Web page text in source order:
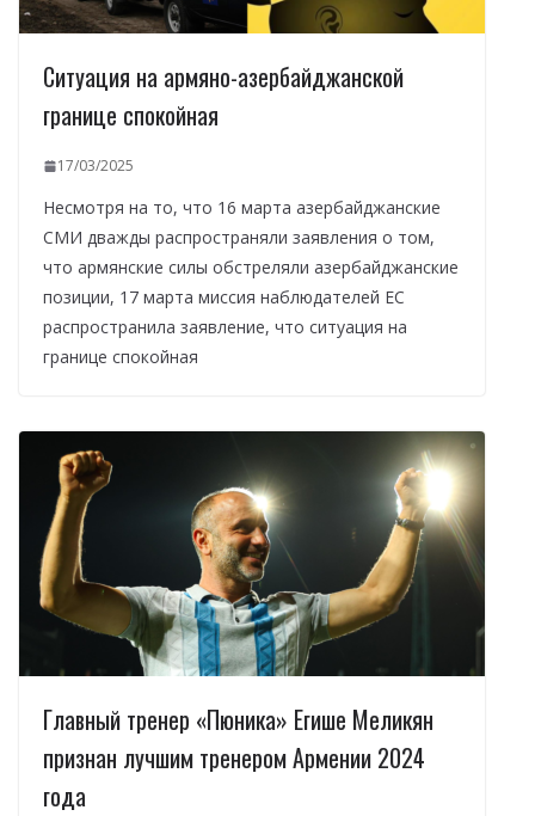
Ситуация на армяно-азербайджанской
границе спокойная
17/03/2025
Несмотря на то, что 16 марта азербайджанские
СМИ дважды распространяли заявления о том,
что армянские силы обстреляли азербайджанские
позиции, 17 марта миссия наблюдателей ЕС
распространила заявление, что ситуация на
границе спокойная
Главный тренер «Пюника» Егише Меликян
признан лучшим тренером Армении 2024
года